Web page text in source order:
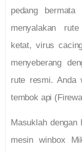
pedang
menyalakan
ketat, virus
menyeberang
rute resmi. Anda
tembok api
Masuklah
mesin winbox